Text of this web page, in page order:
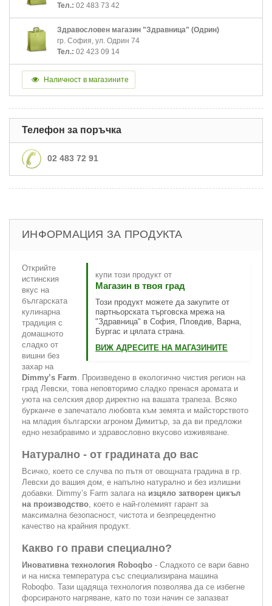
Тел.: 02 483 73 42
Здравословен магазин "Здравница" (Одрин)
гр. София, ул. Одрин 74
Тел.: 02 423 09 14
Наличност в магазините
Телефон за поръчка
02 483 72 91
ИНФОРМАЦИЯ ЗА ПРОДУКТА
купи този продукт от
Магазин в твоя град
Този продукт можете да закупите от
партньорската търговска мрежа на
"Здравница" в София, Пловдив, Варна,
Бургас и цялата страна.
ВИЖ АДРЕСИТЕ НА МАГАЗИНИТЕ
Открийте
истинския
вкус на
българската
кулинарна
традиция с
домашното
сладко от
вишни без
захар на
Dimmy’s Farm . Произведено в екологично чистия регион на
град Левски, това неповторимо сладко пренася аромата и
уюта на селския двор директно на вашата трапеза. Всяко
бурканче е запечатало любовта към земята и майсторството
на младия български агроном Димитър, за да ви предложи
едно незабравимо и здравословно вкусово изживяване.
Натурално - от градината до вас
Всичко, което се случва по пътя от овощната градина в гр.
Левски до вашия дом, е напълно натурално и без излишни
добавки. Dimmy’s Farm залага на изцяло затворен цикъл
на производство , което е най-големият гарант за
максимална безопасност, чистота и безпрецедентно
качество на крайния продукт.
Какво го прави специално?
Иновативна технология Roboqbo - Сладкото се вари бавно
и на ниска температура със специализирана машина
Roboqbo. Тази щадяща технология позволява да се избегне
форсираното нагряване, като по този начин се запазват